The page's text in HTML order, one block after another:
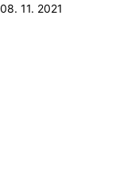
08. 11. 2021